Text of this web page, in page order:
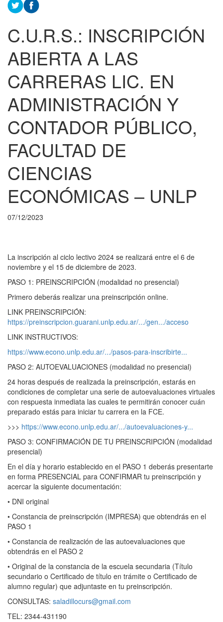
C.U.R.S.: INSCRIPCIÓN
ABIERTA A LAS
CARRERAS LIC. EN
ADMINISTRACIÓN Y
CONTADOR PÚBLICO,
FACULTAD DE
CIENCIAS
ECONÓMICAS – UNLP
07/12/2023
La inscripción al ciclo lectivo 2024 se realizará entre el 6 de
noviembre y el 15 de diciembre de 2023.
PASO 1: PREINSCRIPCIÓN (modalidad no presencial)
Primero deberás realizar una preinscripción online.
LINK PREINSCRIPCIÓN:
https://preinscripcion.guarani.unlp.edu.ar/.../gen.../acceso
LINK INSTRUCTIVOS:
https://www.econo.unlp.edu.ar/.../pasos-para-inscribirte...
PASO 2: AUTOEVALUACIONES (modalidad no presencial)
24 horas después de realizada la preinscripción, estarás en
condiciones de completar una serie de autoevaluaciones virtuales
con respuesta inmediata las cuales te permitirán conocer cuán
preparado estás para iniciar tu carrera en la FCE.
>>> https://www.econo.unlp.edu.ar/.../autoevaluaciones-y...
PASO 3: CONFIRMACIÓN DE TU PREINSCRIPCIÓN (modalidad
presencial)
En el día y horario establecido en el PASO 1 deberás presentarte
en forma PRESENCIAL para CONFIRMAR tu preinscripción y
acercar la siguiente documentación:
• DNI original
• Constancia de preinscripción (IMPRESA) que obtendrás en el
PASO 1
• Constancia de realización de las autoevaluaciones que
obtendrás en el PASO 2
• Original de la constancia de la escuela secundaria (Título
secundario o Certificado de título en trámite o Certificado de
alumno regular) que adjuntaste en tu preinscripción.
CONSULTAS: saladillocurs@gmail.com
TEL: 2344-431190